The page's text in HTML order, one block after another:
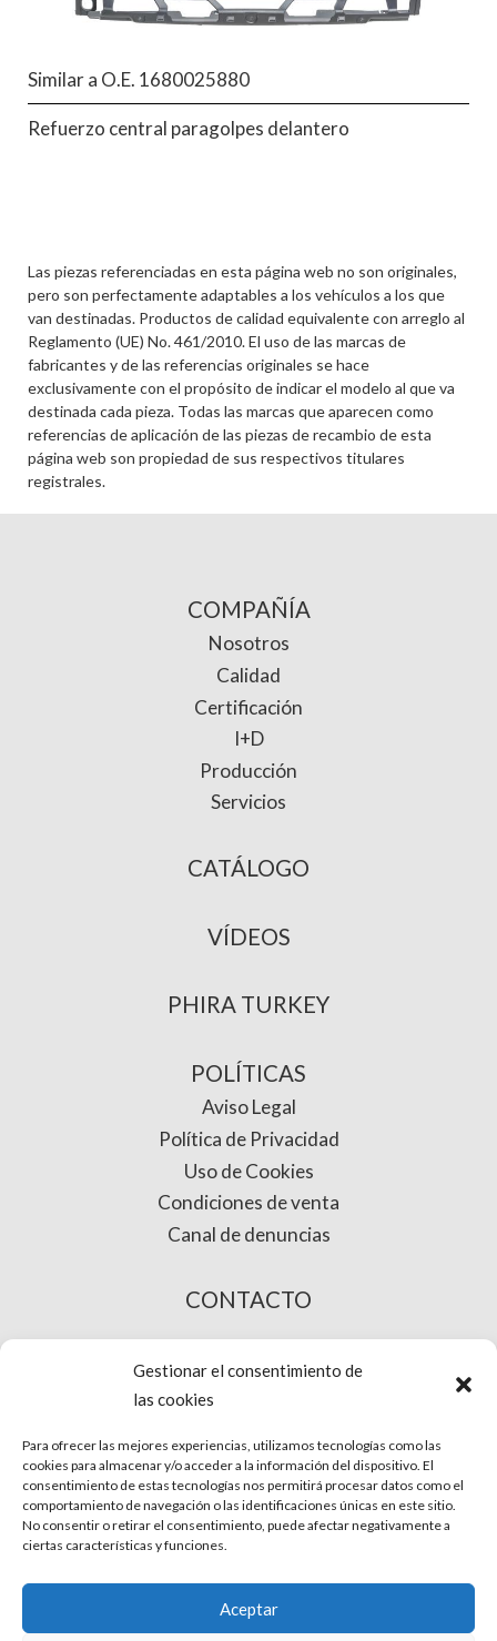
Gestionar el consentimiento de
las cookies
Para ofrecer las mejores experiencias, utilizamos tecnologías como las
cookies para almacenar y/o acceder a la información del dispositivo. El
consentimiento de estas tecnologías nos permitirá procesar datos como el
comportamiento de navegación o las identificaciones únicas en este sitio.
No consentir o retirar el consentimiento, puede afectar negativamente a
ciertas características y funciones.
Aceptar
Similar a O.E. 1680025880
Refuerzo central paragolpes delantero
Las piezas referenciadas en esta página web no son originales,
pero son perfectamente adaptables a los vehículos a los que
van destinadas. Productos de calidad equivalente con arreglo al
Reglamento (UE) No. 461/2010. El uso de las marcas de
fabricantes y de las referencias originales se hace
exclusivamente con el propósito de indicar el modelo al que va
destinada cada pieza. Todas las marcas que aparecen como
referencias de aplicación de las piezas de recambio de esta
página web son propiedad de sus respectivos titulares
registrales.
COMPAÑÍA
Nosotros
Calidad
Certificación
I+D
Producción
Servicios
CATÁLOGO
VÍDEOS
PHIRA TURKEY
POLÍTICAS
Aviso Legal
Política de Privacidad
Uso de Cookies
Condiciones de venta
Canal de denuncias
CONTACTO
COMPRA ONLINE
Aviso Legal